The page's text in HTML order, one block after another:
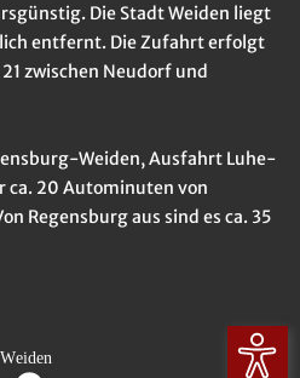
Die Stadt Weiden liegt
entfernt. Die Zufahrt erfolgt
zwischen Neudorf und
Weiden, Ausfahrt Luhe-
ca. 20 Autominuten von
Regensburg aus sind es ca. 35